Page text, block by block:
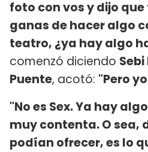
foto con vos y dijo
ganas de hacer algo
teatro, ¿ya hay algo
comenzó diciendo
Puente, acotó: "Pero
"No es Sex. Ya hay
muy contenta. O sea,
podían ofrecer, es lo